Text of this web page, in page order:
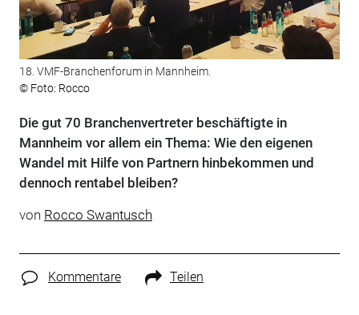
18. VMF-Branchenforum in Mannheim.
© Foto: Rocco
Die gut 70 Branchenvertreter beschäftigte in
Mannheim vor allem ein Thema: Wie den eigenen
Wandel mit Hilfe von Partnern hinbekommen und
dennoch rentabel bleiben?
von Rocco Swantusch
Kommentare Teilen